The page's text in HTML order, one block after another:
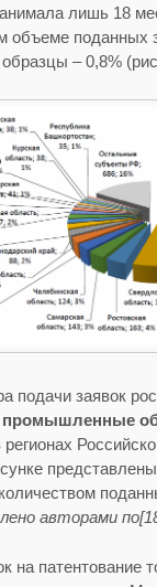
лишь 18
объеме поданных
– 0,8%
подачи заявок
промышленные
авторами
на патентование